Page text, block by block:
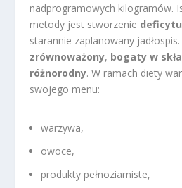
nadprogramowych kilogramów.
metody jest stworzenie
starannie zaplanowany
zrównoważony, bogaty w
różnorodny. W ramach diety
swojego menu:
warzywa,
owoce,
produkty pełnoziarniste,